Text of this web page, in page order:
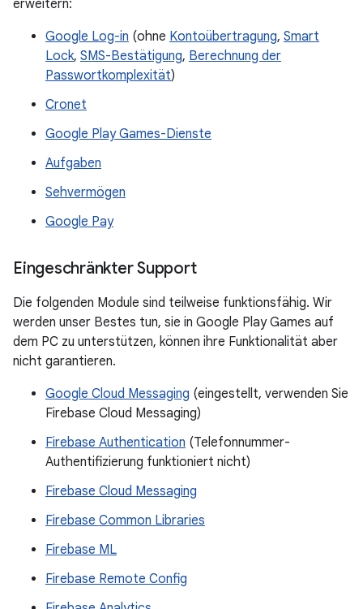
erweitern:
Google Log-in (ohne Kontoübertragung, Smart
Lock, SMS-Bestätigung, Berechnung der
Passwortkomplexität)
Cronet
Google Play Games-Dienste
Aufgaben
Sehvermögen
Google Pay
Eingeschränkter Support
Die folgenden Module sind teilweise funktionsfähig. Wir
werden unser Bestes tun, sie in Google Play Games auf
dem PC zu unterstützen, können ihre Funktionalität aber
nicht garantieren.
Google Cloud Messaging (eingestellt, verwenden Sie
Firebase Cloud Messaging)
Firebase Authentication (Telefonnummer-
Authentifizierung funktioniert nicht)
Firebase Cloud Messaging
Firebase Common Libraries
Firebase ML
Firebase Remote Config